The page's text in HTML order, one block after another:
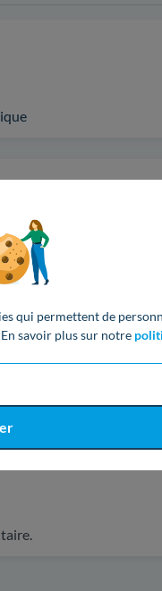
qui permettent de
savoir plus sur notre